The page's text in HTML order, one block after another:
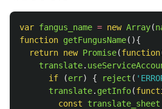
var fangus_name = new Array(
function getFungusName(){
return new Promise(function
translate.
if
(err) { reject ( '
translate. getInfo(
const
translate_sheet